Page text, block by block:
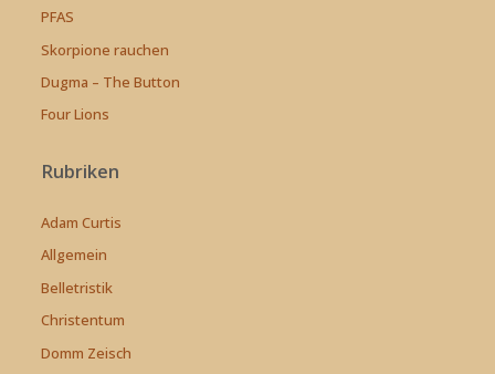
PFAS
Skorpione rauchen
Dugma – The Button
Four Lions
Rubriken
Adam Curtis
Allgemein
Belletristik
Christentum
Domm Zeisch